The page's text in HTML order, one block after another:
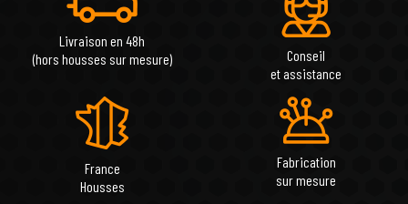
Livraison en 48h
(hors housses sur mesure)
Conseil
et assistance
France
Housses
Fabrication
sur mesure